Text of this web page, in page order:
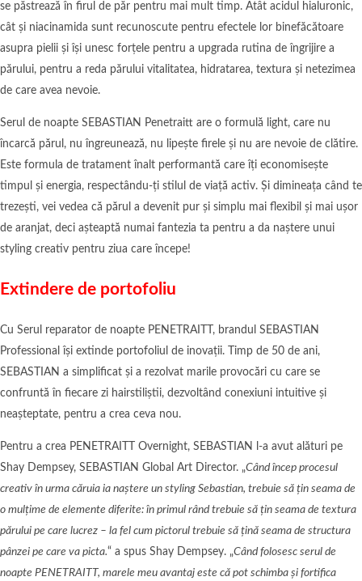
se păstrează în firul de păr pentru mai mult timp. Atât acidul hialuronic,
cât și niacinamida sunt recunoscute pentru efectele lor binefăcătoare
asupra pielii și își unesc forțele pentru a upgrada rutina de îngrijire a
părului, pentru a reda părului vitalitatea, hidratarea, textura și netezimea
de care avea nevoie.
Serul de noapte SEBASTIAN Penetraitt are o formulă light, care nu
încarcă părul, nu îngreunează, nu lipește firele și nu are nevoie de clătire.
Este formula de tratament înalt performantă care îți economisește
timpul și energia, respectându-ți stilul de viață activ. Și dimineața când te
trezești, vei vedea că părul a devenit pur și simplu mai flexibil și mai ușor
de aranjat, deci așteaptă numai fantezia ta pentru a da naștere unui
styling creativ pentru ziua care începe!
Extindere de portofoliu
Cu Serul reparator de noapte PENETRAITT, brandul SEBASTIAN
Professional își extinde portofoliul de inovații. Timp de 50 de ani,
SEBASTIAN a simplificat și a rezolvat marile provocări cu care se
confruntă în fiecare zi hairstiliștii, dezvoltând conexiuni intuitive și
neașteptate, pentru a crea ceva nou.
Pentru a crea PENETRAITT Overnight, SEBASTIAN l-a avut alături pe
Shay Dempsey, SEBASTIAN Global Art Director. „Când încep procesul
creativ în urma căruia ia naștere un styling Sebastian, trebuie să țin seama de
o mulțime de elemente diferite: în primul rând trebuie să țin seama de textura
părului pe care lucrez – la fel cum pictorul trebuie să țină seama de structura
pânzei pe care va picta.“ a spus Shay Dempsey. „Când folosesc serul de
noapte PENETRAITT, marele meu avantaj este că pot schimba și fortifica